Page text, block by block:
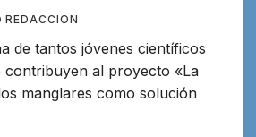
REDACCION
de tantos jóvenes científicos
contribuyen al proyecto «La
manglares como solución